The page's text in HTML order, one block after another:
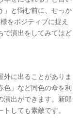
」と悩む前に、せっか
をポジティブに捉え
で演出をしてみてはど
外に出ることがありま
色」など同色の傘を利
演出ができます。新郎
しても素敵です。